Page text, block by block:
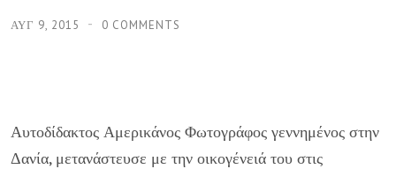
ΑΥΓ 9, 2015 0 COMMENTS
Αυτοδίδακτος Αμερικάνος Φωτογράφος γεννημένος στην
Δανία, μετανάστευσε με την οικογένειά του στις